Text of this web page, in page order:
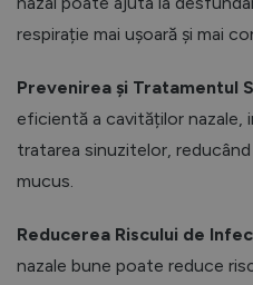
respirație mai ușoară și mai
Prevenirea și Tratamentul
eficientă a cavităților nazale,
tratarea sinuzitelor,
mucus.
Reducerea Riscului de
nazale bune poate reduce